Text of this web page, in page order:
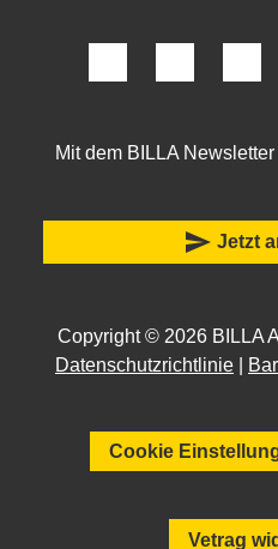
Mit dem BILLA
send Jetzt
Copyright © 2026 BILLA
Datenschutzrichtlinie
Cookie
Vetrag